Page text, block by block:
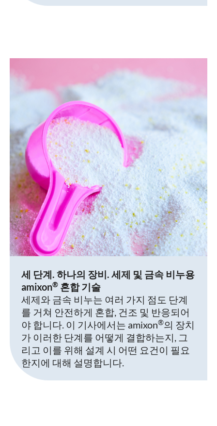
세 단계. 하나의 장비. 세제 및 금속 비누용
amixon® 혼합 기술
세제와 금속 비누는 여러 가지 점도 단계
를 거쳐 안전하게 혼합, 건조 및 반응되어
야 합니다. 이 기사에서는 amixon®의 장치
가 이러한 단계를 어떻게 결합하는지, 그
리고 이를 위해 설계 시 어떤 요건이 필요
한지에 대해 설명합니다.